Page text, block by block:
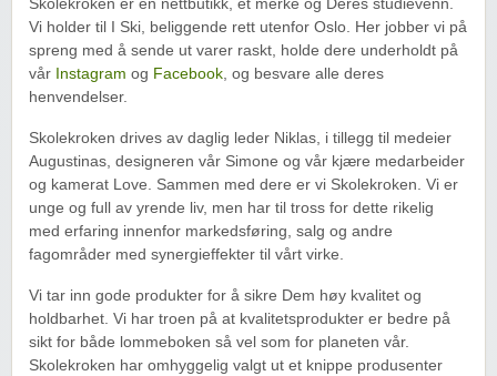
Skolekroken er en nettbutikk, et merke og Deres studievenn.
Vi holder til I Ski, beliggende rett utenfor Oslo. Her jobber vi på
spreng med å sende ut varer raskt, holde dere underholdt på
vår Instagram og Facebook, og besvare alle deres
henvendelser.
Skolekroken drives av daglig leder Niklas, i tillegg til medeier
Augustinas, designeren vår Simone og vår kjære medarbeider
og kamerat Love. Sammen med dere er vi Skolekroken. Vi er
unge og full av yrende liv, men har til tross for dette rikelig
med erfaring innenfor markedsføring, salg og andre
fagområder med synergieffekter til vårt virke.
Vi tar inn gode produkter for å sikre Dem høy kvalitet og
holdbarhet. Vi har troen på at kvalitetsprodukter er bedre på
sikt for både lommeboken så vel som for planeten vår.
Skolekroken har omhyggelig valgt ut et knippe produsenter